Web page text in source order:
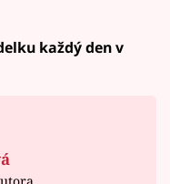
každý den v